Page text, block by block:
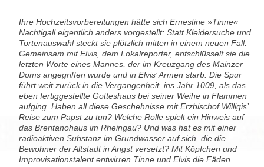
Ihre Hochzeitsvorbereitungen hätte sich Ernestine »Tinne«
Nachtigall eigentlich anders vorgestellt: Statt Kleidersuche und
Tortenauswahl steckt sie plötzlich mitten in einem neuen Fall.
Gemeinsam mit Elvis, dem Lokalreporter, entschlüsselt sie die
letzten Worte eines Mannes, der im Kreuzgang des Mainzer
Doms angegriffen wurde und in Elvis’ Armen starb. Die Spur
führt weit zurück in die Vergangenheit, ins Jahr 1009, als das
eben fertiggestellte Gotteshaus bei seiner Weihe in Flammen
aufging. Haben all diese Geschehnisse mit Erzbischof Willigis’
Reise zum Papst zu tun? Welche Rolle spielt ein Hinweis auf
das Brentanohaus im Rheingau? Und was hat es mit einer
radioaktiven Substanz im Grundwasser auf sich, die die
Bewohner der Altstadt in Angst versetzt? Mit Köpfchen und
Improvisationstalent entwirren Tinne und Elvis die Fäden.